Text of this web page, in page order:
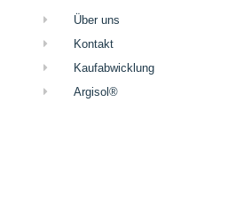
Über uns
Kontakt
Kaufabwicklung
Argisol®